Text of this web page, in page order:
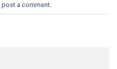
post a comment